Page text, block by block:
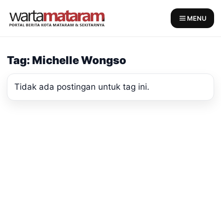
MENU
Tag: Michelle Wongso
Tidak ada postingan untuk tag ini.